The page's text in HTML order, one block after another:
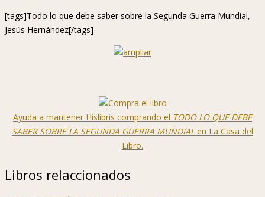
[tags]Todo lo que debe saber sobre la Segunda Guerra Mundial,
Jesús Hernández[/tags]
Ayuda a mantener Hislibris comprando el TODO LO QUE DEBE
SABER SOBRE LA SEGUNDA GUERRA MUNDIAL en La Casa del
Libro.
Libros relaccionados